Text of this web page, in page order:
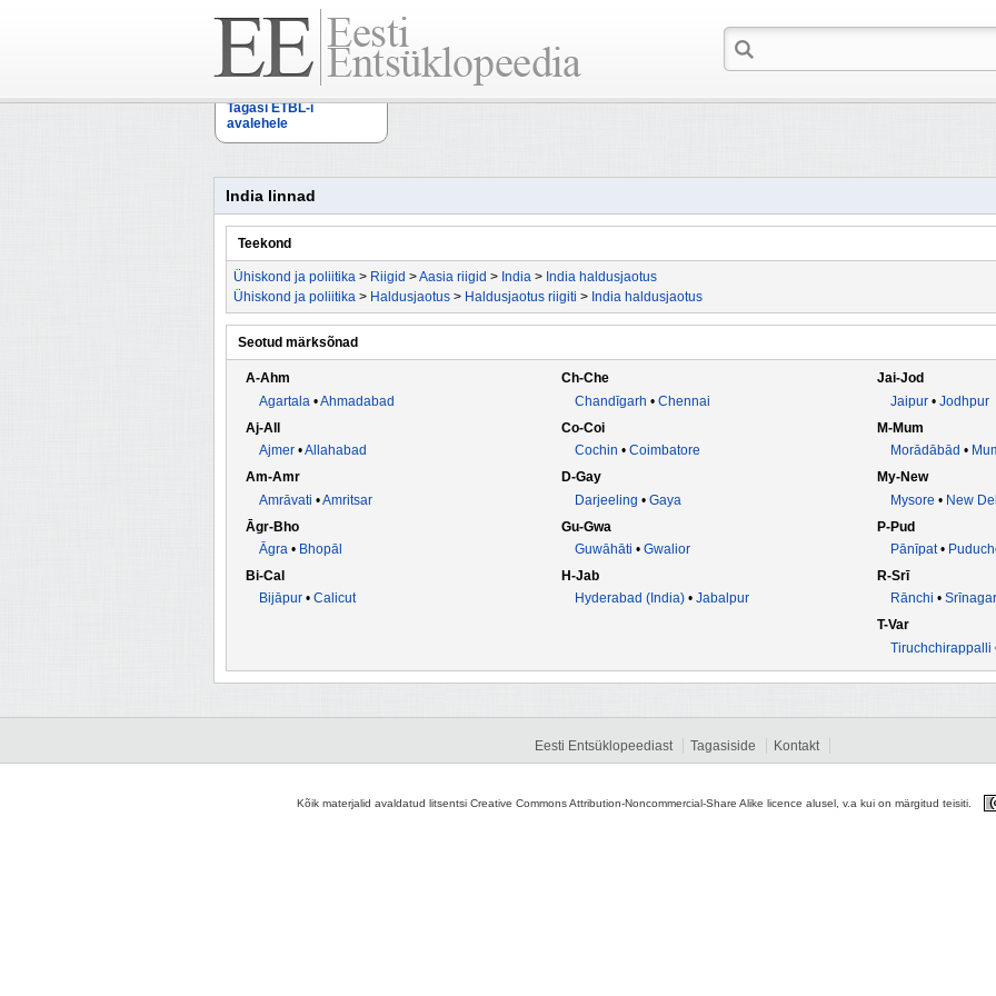
Tagasi ETBL-i
avalehele
India linnad
Teekond
Ühiskond ja poliitika > Riigid >Aasia riigid > India > India haldusjaotus
Ühiskond ja poliitika > Haldusjaotus > Haldusjaotus riigiti > India haldusjaotus
Seotud märksõnad
A-Ahm
Agartala •Ahmadabad
Aj-All
Ajmer •Allahabad
Am-Amr
Amrāvati •Amritsar
Āgr-Bho
Āgra • Bhopāl
Bi-Cal
Bijāpur • Calicut
Ch-Che
Chandīgarh • Chennai
Co-Coi
Cochin • Coimbatore
D-Gay
Darjeeling • Gaya
Gu-Gwa
Guwāhāti • Gwalior
H-Jab
Hyderabad (India) • Jabalpur
Jai-Jod
Jaipur • Jodhpur
M-Mum
Morādābād •
My-New
Mysore • New
P-Pud
Pānīpat•
R-Srī
Rānchi • Srīnagar
T-Var
Tiruchchirappalli
Eesti Entsüklopeediast Tagasiside Kontakt
Kõik materjalid avaldatud litsentsi Creative Commons Attribution-Noncommercial-Share Alike licence alusel, v.a kui on märgitud teisiti.